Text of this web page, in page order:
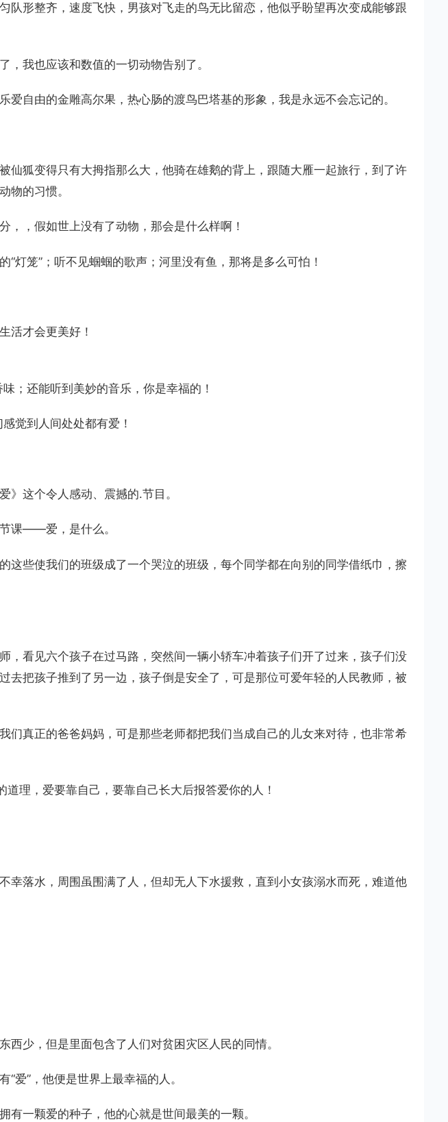
队形整齐，速度飞快，男孩对飞走的鸟无比留恋，他似乎盼望再次变成能够跟
，我也应该和数值的一切动物告别了。
自由的金雕高尔果，热心肠的渡鸟巴塔基的形象，我是永远不会忘记的。
仙狐变得只有大拇指那么大，他骑在雄鹅的背上，跟随大雁一起旅行，到了许
物的习惯。
，，假如世上没有了动物，那会是什么样啊！
灯笼”；听不见蝈蝈的歌声；河里没有鱼，那将是多么可怕！
活才会更美好！
；还能听到美妙的音乐，你是幸福的！
觉到人间处处都有爱！
》这个令人感动、震撼的.节目。
课——爱，是什么。
这些使我们的班级成了一个哭泣的班级，每个同学都在向别的同学借纸巾，擦
，看见六个孩子在过马路，突然间一辆小轿车冲着孩子们开了过来，孩子们没
去把孩子推到了另一边，孩子倒是安全了，可是那位可爱年轻的人民教师，被
们真正的爸爸妈妈，可是那些老师都把我们当成自己的儿女来对待，也非常希
理，爱要靠自己，要靠自己长大后报答爱你的人！
幸落水，周围虽围满了人，但却无人下水援救，直到小女孩溺水而死，难道他
少，但是里面包含了人们对贫困灾区人民的同情。
爱”，他便是世界上最幸福的人。
一颗爱的种子，他的心就是世间最美的一颗。